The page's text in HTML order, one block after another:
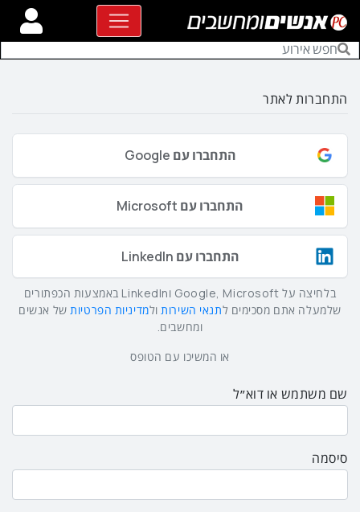
התחברות לאתר
התחברו עם Google
התחברו עם Microsoft
התחברו עם LinkedIn
בלחיצה על Google, Microsoft וLinkedIn באמצעות הכפתורים
שלמעלה אתם מסכימים לתנאי השירותולמדיניות הפרטיותשל אנשים
ומחשבים.
או המשיכו עם הטופס
שם משתמש או דוא״ל
סיסמה